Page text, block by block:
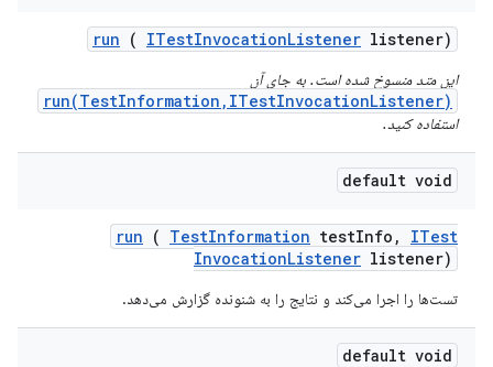
run ( ITestInvocationListener listener)
این متد منسوخ شده است. به جای آن
run(TestInformation,ITestInvocationListener)
استفاده کنید.
default void
run ( TestInformation testInfo ,
ITest
InvocationListener listener)
تست‌ها را اجرا می‌کند و نتایج را به شنونده گزارش می‌دهد.
default void